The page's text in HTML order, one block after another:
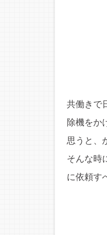
共働きで
除機をか
思うと、
そんな時
に依頼す